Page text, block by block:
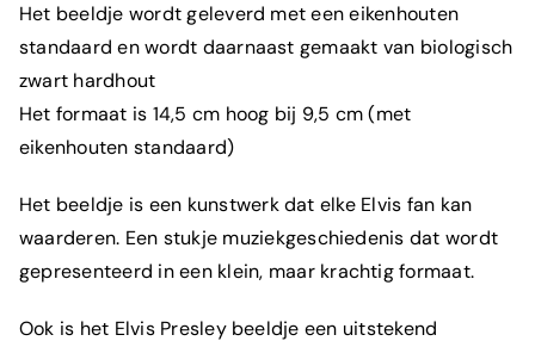
Het beeldje wordt geleverd met een eikenhouten
standaard en wordt daarnaast gemaakt van biologisch
zwart hardhout
Het formaat is 14,5 cm hoog bij 9,5 cm (met
eikenhouten standaard)
Het beeldje is een kunstwerkdat elke Elvis fan kan
waarderen. Een stukje muziekgeschiedenis dat wordt
gepresenteerd ineenklein, maarkrachtigformaat.
Ook is het Elvis Presley beeldje een uitstekend